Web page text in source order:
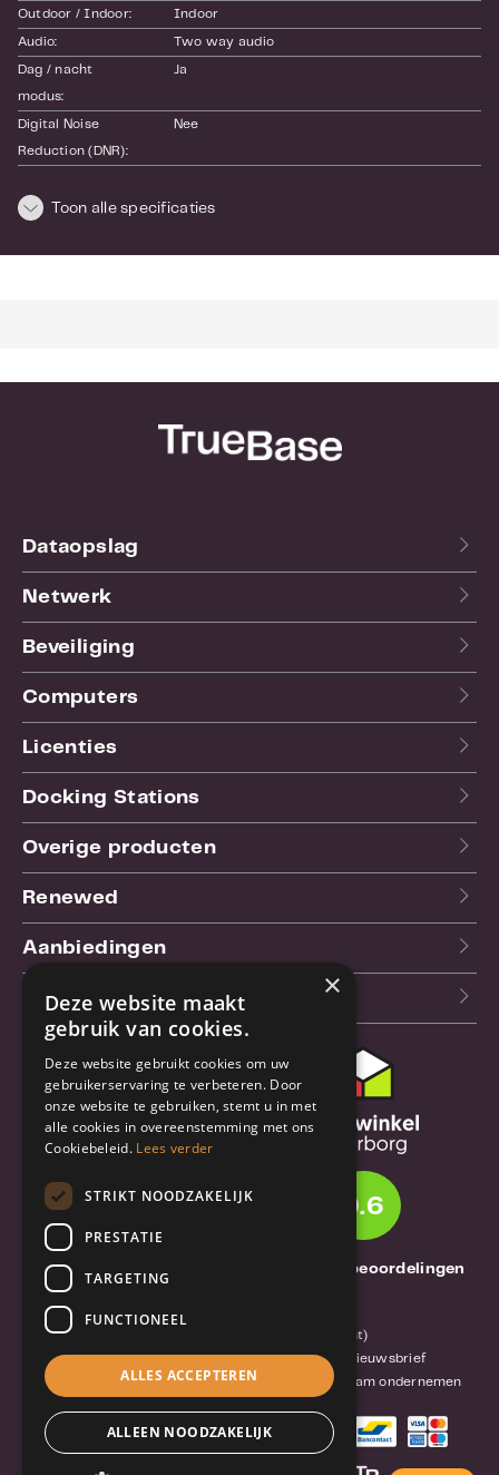
Outdoor / Indoor: Indoor
Audio: Two way audio
Dag / nacht
modus:
Ja
Digital Noise
Reduction (DNR):
Nee
Mechanical IR Ja
X4-W
6954836048726
Toon alle specificaties
Dataopslag
Netwerk
Beveiliging
Computers
Licenties
Docking Stations
Overige producten
Renewed
Aanbiedingen
Blog
Klantenservice
Bestel- en
verzendinformatie
Garantie en reparatie
Annuleren of retourneren
Over TrueBase
9.6
1261 Thuisbeoordelingen
Over TrueBase
Privacy en voorwaarden (consument)
Algemene voorwaarden (zakelijk)
Blog en nieuwsbrief
Reviews van klanten
Mobile-Harddisk.nl Duurzaam ondernemen
×
Deze website maakt
gebruik van cookies.
Deze website gebruikt cookies om uw
gebruikerservaring te verbeteren. Door
onze website te gebruiken, stemt u in met
alle cookies in overeenstemming met ons
Cookiebeleid. Lees verder
STRIKT NOODZAKELIJK
PRESTATIE
TARGETING
FUNCTIONEEL
ALLES ACCEPTEREN
ALLEEN NOODZAKELIJK